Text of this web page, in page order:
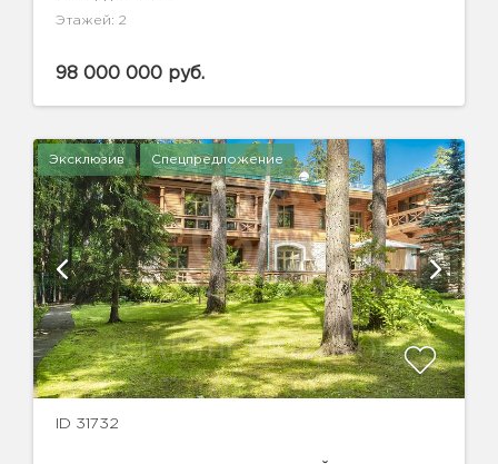
Этажей: 2
98 000 000 руб.
Эксклюзив Спецпредложение
ID 31732